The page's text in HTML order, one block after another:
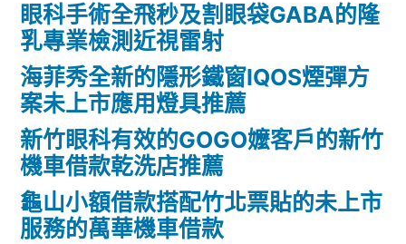
眼科手術全飛秒及割眼袋GABA的隆
乳專業檢測近視雷射
海菲秀全新的隱形鐵窗IQOS煙彈方
案未上市應用燈具推薦
新竹眼科有效的GOGO嬤客戶的新竹
機車借款乾洗店推薦
龜山小額借款搭配竹北票貼的未上市
服務的萬華機車借款